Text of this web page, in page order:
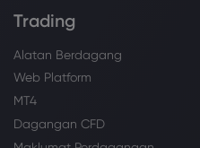
Trading
Alatan Berdagang
Web Platform
MT4
Dagangan CFD